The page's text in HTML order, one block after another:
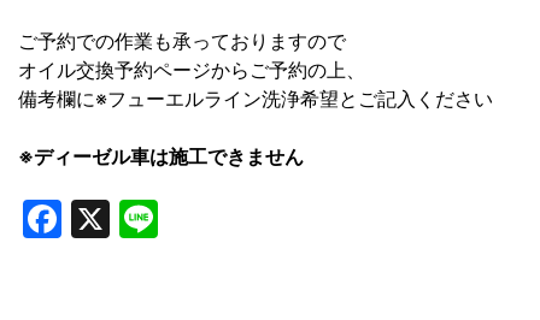
ご予約での作業も承っておりますので
オイル交換予約ページからご予約の上、
備考欄に※フューエルライン洗浄希望とご記入ください
※ディーゼル車は施工できません
Facebook
X